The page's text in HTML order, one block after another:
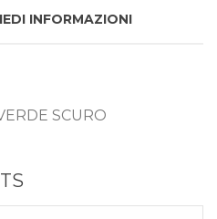
INFORMAZIONI
SCURO